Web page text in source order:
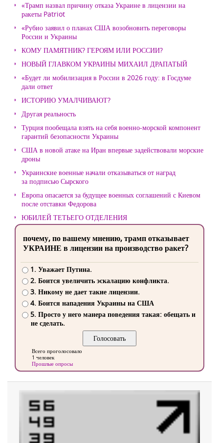
«Трамп назвал причину отказа Украине в лицензии на
ракеты Patriot
«Рубио заявил о планах США возобновить переговоры
России и Украины
КОМУ ПАМЯТНИК? ГЕРОЯМ ИЛИ РОССИИ?
НОВЫЙ ГЛАВКОМ УКРАИНЫ МИХАИЛ ДРАПАТЫЙ
«Будет ли мобилизация в России в 2026 году: в Госдуме
дали ответ
ИСТОРИЮ УМАЛЧИВАЮТ?
Другая реальность
Турция пообещала взять на себя военно-морской компонент
гарантий безопасности Украины
США в новой атаке на Иран впервые задействовали морские
дроны
Украинские военные начали отказываться от наград
за подписью Сырского
Европа опасается за будущее военных соглашений с Киевом
после отставки Федорова
ЮБИЛЕЙ ТЕТЬЕГО ОТДЕЛЕНИЯ
почему, по вашему мнению, трамп отказывает
УКРАИНЕ в лицензии на производство ракет?
1. Уважает Путина.
2. Боится увеличить эскалацию конфликта.
3. Никому не дает такие лицензии.
4. Боится нападения Украины на США
5. Просто у него манера поведения такая: обещать и
не сделать.
Всего проголосовало
1 человек
Прошлые опросы